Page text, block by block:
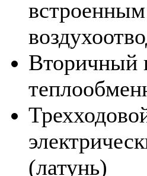
Вторичный
(латунь)